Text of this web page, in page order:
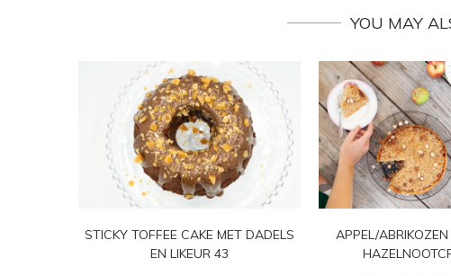
YOU MAY
STICKY TOFFEE CAKE MET DADELS
EN LIKEUR 43
APPEL/